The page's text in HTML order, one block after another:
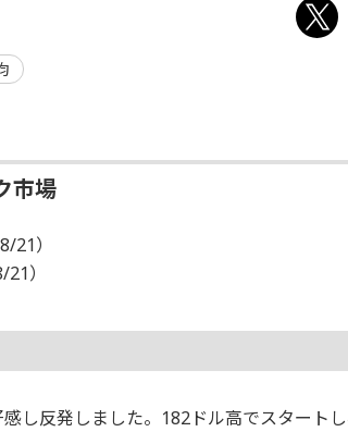
市場
）
）
し反発しました。182ドル高でスタート